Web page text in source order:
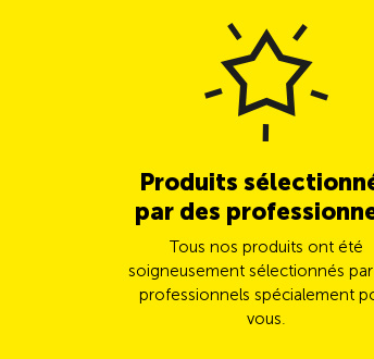
Produits
par des
Tous nos produits ont été
soigneusement sélectionnés
professionnels spécialement
vous.